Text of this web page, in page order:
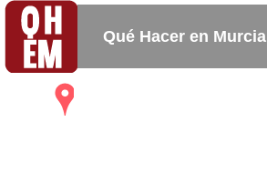
Qué Hacer en Murcia